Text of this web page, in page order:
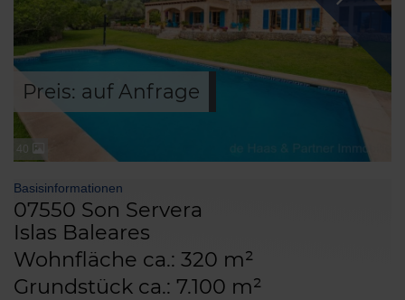
40
Basisinformationen
07550 Son Servera
Islas Baleares
Preis: auf Anfrage
Wohnfläche ca.: 320 m²
Grundstück ca.: 7.100 m²